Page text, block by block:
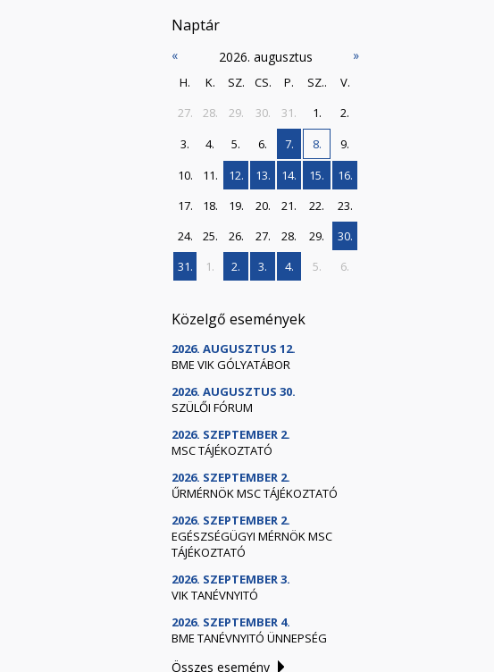
Naptár
« 2026. augusztus »
H. K. SZ. CS. P. SZ..
V.
27.
28. 29. 30. 31. 1.
2.
3.
4. 5. 6. 7. 8.
9.
10.
11. 12. 13. 14. 15.
16.
17.
18. 19. 20. 21. 22.
23.
24.
25. 26. 27. 28. 29.
30.
31.
1. 2. 3. 4. 5. 6.
Közelgő események
2026. AUGUSZTUS 12.
BME VIK GÓLYATÁBOR
2026. AUGUSZTUS 30.
SZÜLŐI FÓRUM
2026. SZEPTEMBER 2.
MSC TÁJÉKOZTATÓ
2026. SZEPTEMBER 2.
ŰRMÉRNÖK MSC TÁJÉKOZTATÓ
2026. SZEPTEMBER 2.
EGÉSZSÉGÜGYI MÉRNÖK MSC
TÁJÉKOZTATÓ
2026. SZEPTEMBER 3.
VIK TANÉVNYITÓ
2026. SZEPTEMBER 4.
BME TANÉVNYITÓ ÜNNEPSÉG
Összes esemény